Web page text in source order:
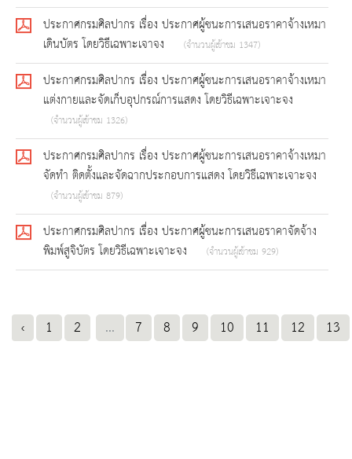
ประกาศกรมศิลปากร เรื่อง ประกาศผู้ชนะการเสนอราคาจ้างเหมา
เดินบัตร โดยวิธีเฉพาะเจาจง
(จำนวนผู้เข้าชม 1347)
ประกาศกรมศิลปากร เรื่อง ประกาศผู้ชนะการเสนอราคาจ้างเหมา
แต่งกายและจัดเก็บอุปกรณ์การแสดง โดยวิธีเฉพาะเจาะจง
(จำนวนผู้เข้าชม 1326)
ประกาศกรมศิลปากร เรื่อง ประกาศผู้ชนะการเสนอราคาจ้างเหมา
จัดทำ ติดตั้งและจัดฉากประกอบการแสดง โดยวิธีเฉพาะเจาะจง
(จำนวนผู้เข้าชม 879)
ประกาศกรมศิลปากร เรื่อง ประกาศผู้ชนะการเสนอราคาจัดจ้าง
พิมพ์สูจิบัตร โดยวิธีเฉพาะเจาะจง
(จำนวนผู้เข้าชม 929)
‹ 1 2 ... 7 8 9 10 11 12 13